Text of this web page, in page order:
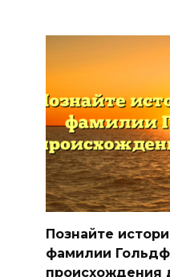
Познайте
фамилии
происхождения